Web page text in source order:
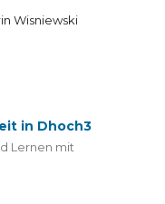
Wisniewski
in Dhoch3
Lernen mit